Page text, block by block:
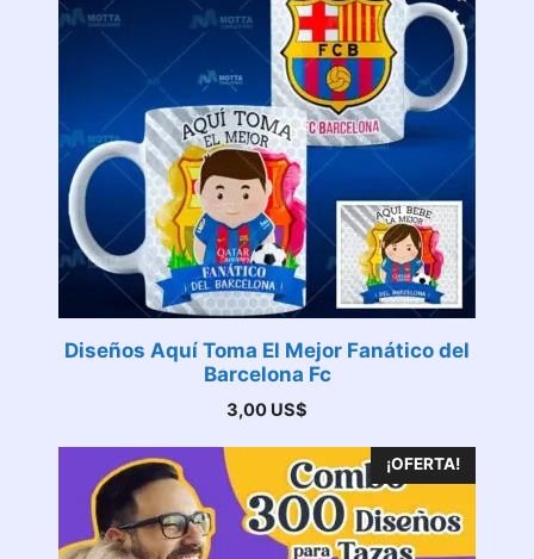
Diseños Aquí Toma El Mejor Fanático del
Barcelona Fc
3,00 US$
¡OFERTA!